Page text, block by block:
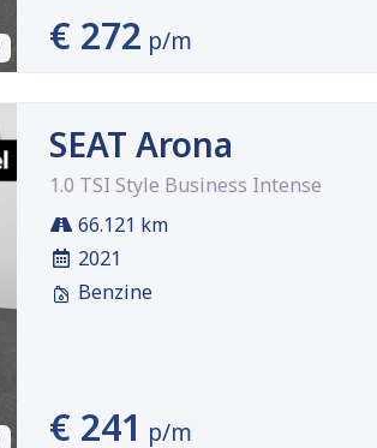
€ 272 p/m
SEAT Arona
1.0 TSI Style Business Intense
66.121 km
2021
Benzine
€ 241 p/m